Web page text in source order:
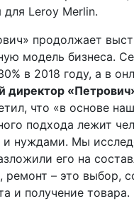
для Leroy Merlin.
продолжает
модель бизнеса.
в 2018 году, а в
директор
что «в основе
подхода лежит
нуждами. Мы
его на
ремонт – это выбор,
и получение